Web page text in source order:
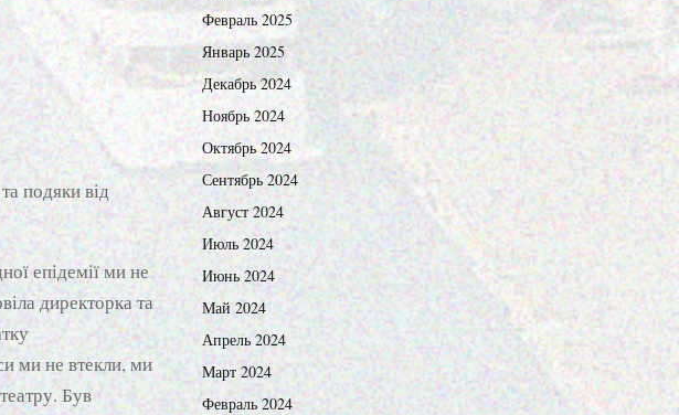
подяки від
епідемії ми не
директорка та
ми не втекли, ми
Був
Февраль 2025
Январь 2025
Декабрь 2024
Ноябрь 2024
Октябрь 2024
Сентябрь 2024
Август 2024
Июль 2024
Июнь 2024
Май 2024
Апрель 2024
Март 2024
Февраль 2024